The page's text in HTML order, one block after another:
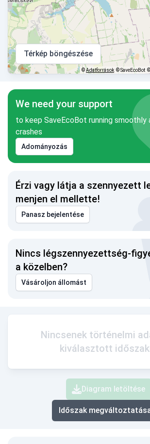
Térkép böngészése
©Adatforrások © SaveEcoBot
We need your support
to keep SaveEcoBot running smoothly
crashes
Adományozás
Érzi vagy látja a szennyezett
menjen el mellette!
Panasz bejelentése
Nincs légszennyezettség-
a közelben?
Vásároljon állomást
Nincsenek történelmi
kiválasztott
Diagram letöltése
Időszak